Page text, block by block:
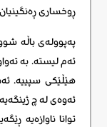
ڕوخساری
پەپوولەی باڵە
ئەم لیستە. بە
هێڵێکی سپییە.
ئەوەی لە چ
توانا ناوازەیە